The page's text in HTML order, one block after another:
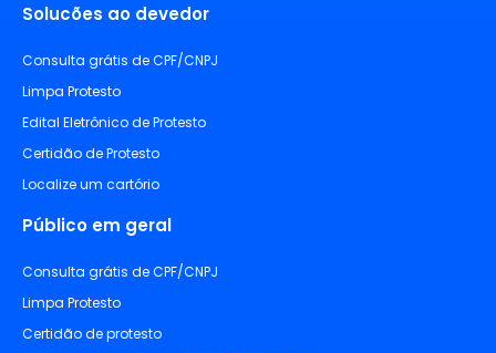
Solucões ao devedor
Consulta grátis de CPF/CNPJ
Limpa Protesto
Edital Eletrônico de Protesto
Certidão de Protesto
Localize um cartório
Público em geral
Consulta grátis de CPF/CNPJ
Limpa Protesto
Certidão de protesto